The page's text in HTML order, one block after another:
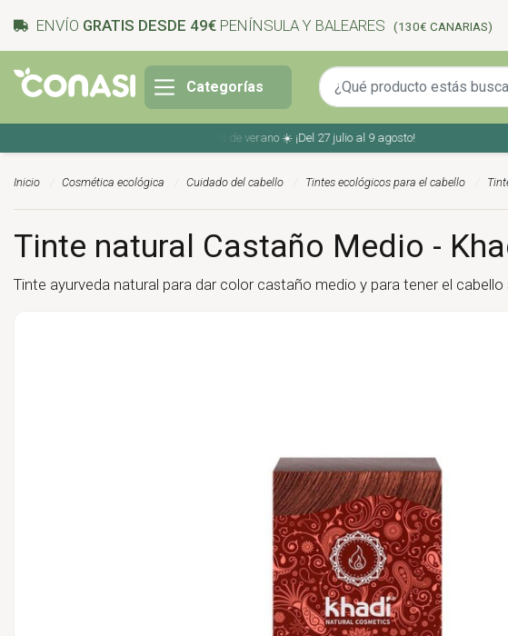
ENVÍO GRATIS DESDE 49€ PENÍNSULA Y BALEARES (130€ CANARIAS)
Categorías
Ahorra en tu compra con los cupones de verano ☀️ ¡Del 27 julio al 9 agosto!
Inicio Cosmética ecológica Cuidado del cabello Tintes ecológicos para el cabello
Tinte natural Castaño Medio -
Tinte ayurveda natural para dar color castaño medio y para tener el